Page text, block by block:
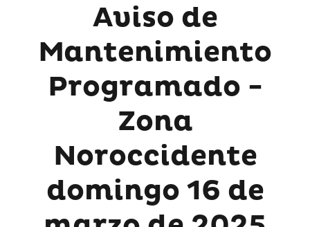
Aviso de
Mantenimiento
Programado -
Zona
Noroccidente
domingo 16 de